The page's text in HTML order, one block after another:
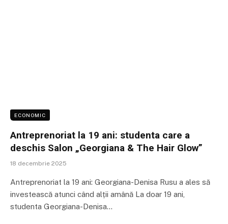
ECONOMIC
Antreprenoriat la 19 ani: studenta care a
deschis Salon „Georgiana & The Hair Glow”
18 decembrie 2025
Antreprenoriat la 19 ani: Georgiana-Denisa Rusu a ales să
investească atunci când alții amână La doar 19 ani,
studenta Georgiana-Denisa…